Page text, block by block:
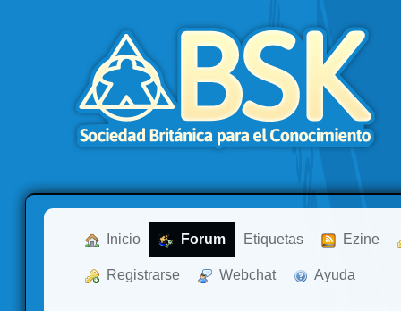
Inicio Forum Etiquetas Ezine
Registrarse Webchat Ayuda